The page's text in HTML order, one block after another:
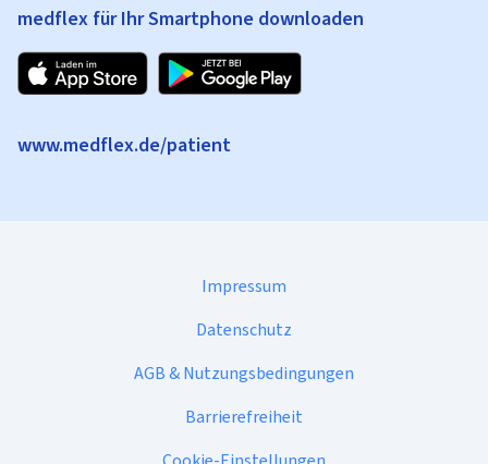
medflex für Ihr Smartphone downloaden
www.medflex.de/patient
Impressum
Datenschutz
AGB & Nutzungsbedingungen
Barrierefreiheit